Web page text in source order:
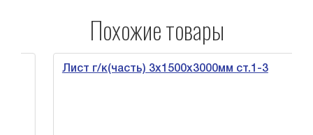
Похожие товары
Лист г/к(часть) 3х1500х3000мм ст.1-3